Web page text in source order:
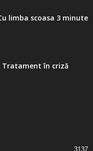
limba scoasa 3 minute
Tratament în criză
3137